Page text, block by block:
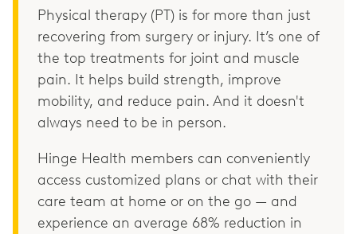
Physical therapy (PT) is for more than just
recovering from surgery or injury. It’s one of
the top treatments for joint and muscle
pain. It helps build strength, improve
mobility, and reduce pain. And it doesn't
always need to be in person.
Hinge Health members can conveniently
access customized plans or chat with their
care team at home or on the go — and
experience an average 68% reduction in